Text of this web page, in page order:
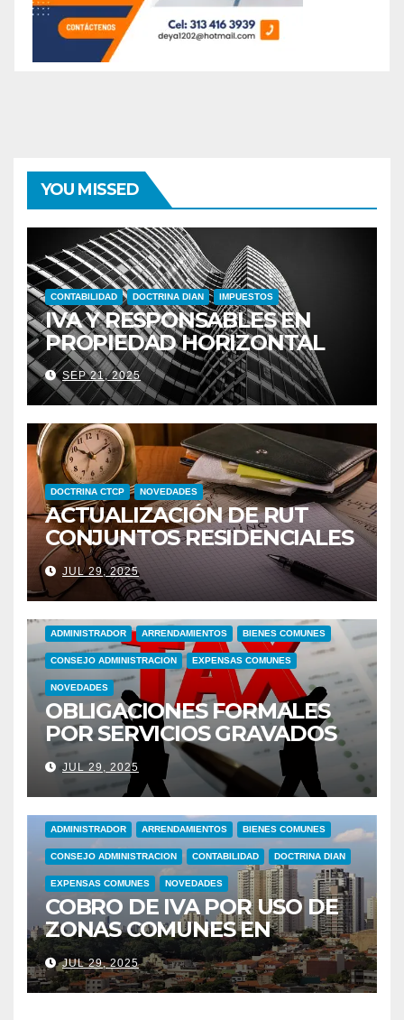
YOU MISSED
CONTABILIDAD DOCTRINA DIAN IMPUESTOS
IVA Y RESPONSABLES EN
PROPIEDAD HORIZONTAL
SEP 21, 2025
DOCTRINA CTCP NOVEDADES
ACTUALIZACIÓN DE RUT
CONJUNTOS RESIDENCIALES
CANCELANDO
RESPONSABILIDAD POR IVA
JUL 29, 2025
ADMINISTRADOR ARRENDAMIENTOS BIENES COMUNES
CONSEJO ADMINISTRACION EXPENSAS COMUNES
NOVEDADES
OBLIGACIONES FORMALES
POR SERVICIOS GRAVADOS
CON IVA POR USO ZONAS
COMUNES
JUL 29, 2025
ADMINISTRADOR ARRENDAMIENTOS BIENES COMUNES
CONSEJO ADMINISTRACION CONTABILIDAD DOCTRINA DIAN
EXPENSAS COMUNES NOVEDADES
COBRO DE IVA POR USO DE
ZONAS COMUNES EN
CONJUNTOS RESIDENCIALES
JUL 29, 2025